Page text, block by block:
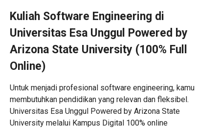
Kuliah Software Engineering di
Universitas Esa Unggul Powered by
Arizona State University (100% Full
Online)
Untuk menjadi profesional software engineering, kamu
membutuhkan pendidikan yang relevan dan fleksibel.
Universitas Esa Unggul Powered by Arizona State
University melalui Kampus Digital 100% online